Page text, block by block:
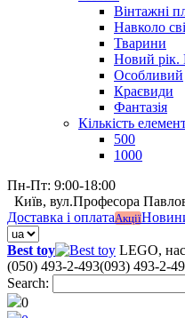
Вінтажні
Навколо
Тварини
Новий рік.
Особливий
Краєвиди
Фантазія
Кількість
500
1000
Пн-Пт: 9:00-18:00
Київ, вул.Професора
Доставка і оплатаАкції
Best toy
LEGO,
(050) 493-2-493(093) 493-2-
Search:
0